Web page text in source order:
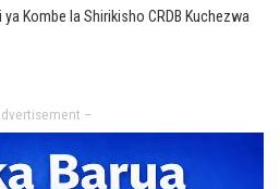
Kombe la Shirikisho CRDB Kuchezwa
–